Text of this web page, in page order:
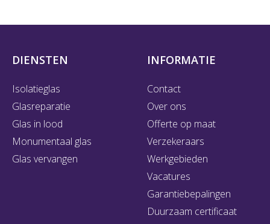
DIENSTEN
Isolatieglas
Glasreparatie
Glas in lood
Monumentaal glas
Glas vervangen
INFORMATIE
Contact
Over ons
Offerte op maat
Verzekeraars
Werkgebieden
Vacatures
Garantiebepalingen
Duurzaam certificaat